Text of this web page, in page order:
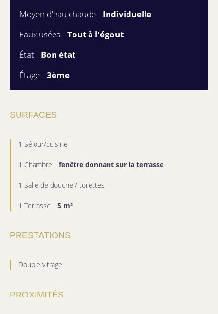
Moyen d'eau chaude
Individuelle
Eaux usées
Tout à l'égout
État
Bon état
Étage
3ème
SURFACES
1 Séjour/cuisine
1 Chambre fenêtre donnant sur la terrasse
1 Salle de douche / toilettes
1 Terrasse 5 m²
PRESTATIONS
Double vitrage
PROXIMITÉS